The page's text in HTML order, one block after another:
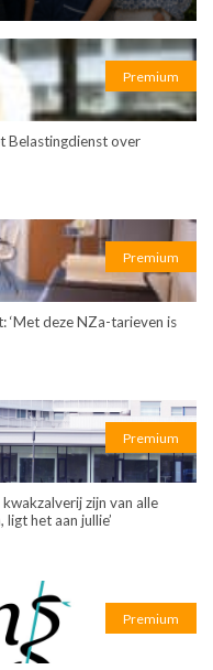
Premium
Belastingdienst over
Premium
‘Met deze NZa-tarieven is
Premium
zijn van alle
ligt het aan jullie’
Premium